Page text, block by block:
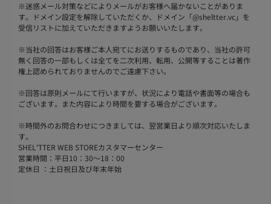
※迷惑メール対策などによりメールがお客様へ届かないことがありま
す。ドメイン設定を解除していただくか、ドメイン「@sheltter.vc」を
受信リストに加えていただきますようお願いいたします。
※当社の回答はお客様ご本人宛てにお送りするものであり、当社の許可
無く回答の一部もしくは全てを二次利用、転用、公開等することは著作
権上認められておりませんのでご遠慮下さい。
※回答は原則メールにて行いますが、状況により電話や書面等の場合も
ございます。また内容により時間を要する場合がございます。
※時間外のお問合わせにつきましては、翌営業日より順次対応いたしま
す。
SHEL'TTER WEB STOREカスタマーセンター
営業時間：平日10：30～18：00
定休日 ：土日祝日及び年末年始